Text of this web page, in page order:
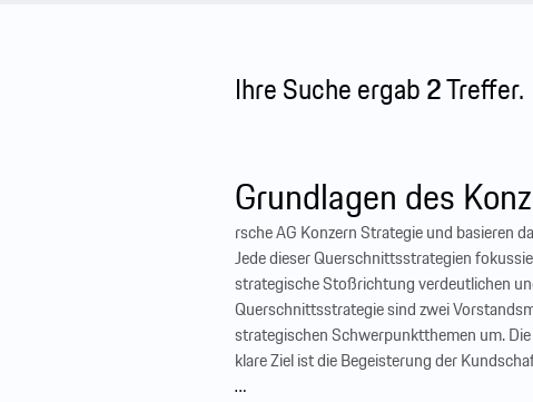
Ihre Suche ergab2Treffer.
Grundlagen des
rsche AG Konzern Strategie und basieren
Jede dieser Querschnittsstrategien
strategische Stoßrichtung verdeutlichen
Querschnittsstrategie sind zwei
strategischen Schwerpunktthemen um.
klare Ziel ist die Begeisterung der
…